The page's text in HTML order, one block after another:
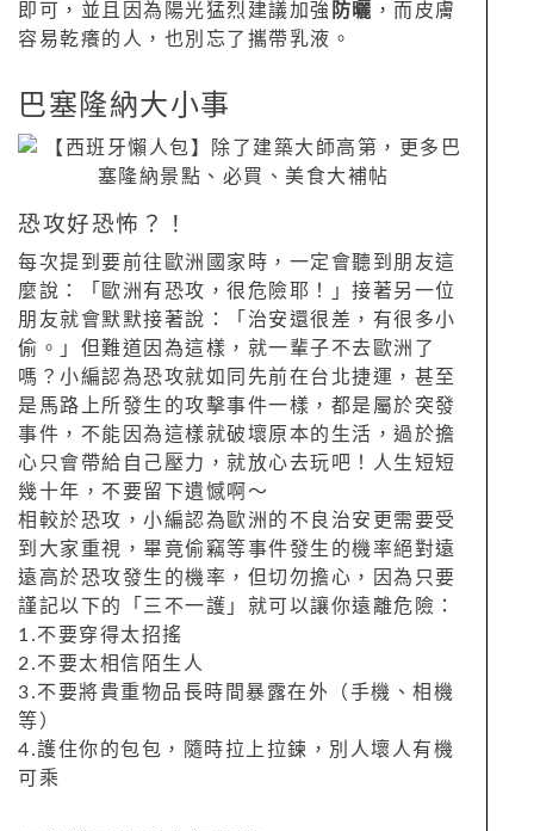
即可，並且因為陽光猛烈建議加強 防曬 ，而皮膚
容易乾癢的人，也別忘了攜帶乳液。
巴塞隆納大小事
恐攻好恐怖？！
每次提到要前往歐洲國家時，一定會聽到朋友這
麼說：「歐洲有恐攻，很危險耶！」接著另一位
朋友就會默默接著說：「治安還很差，有很多小
偷。」但難道因為這樣，就一輩子不去歐洲了
嗎？小編認為恐攻就如同先前在台北捷運，甚至
是馬路上所發生的攻擊事件一樣，都是屬於突發
事件，不能因為這樣就破壞原本的生活，過於擔
心只會帶給自己壓力，就放心去玩吧！人生短短
幾十年，不要留下遺憾啊～
相較於恐攻，小編認為歐洲的不良治安更需要受
到大家重視，畢竟偷竊等事件發生的機率絕對遠
遠高於恐攻發生的機率，但切勿擔心，因為只要
謹記以下的「三不一護」就可以讓你遠離危險：
1.不要穿得太招搖
2.不要太相信陌生人
3.不要將貴重物品長時間暴露在外（手機、相機
等）
4.護住你的包包，隨時拉上拉鍊，別人壞人有機
可乘